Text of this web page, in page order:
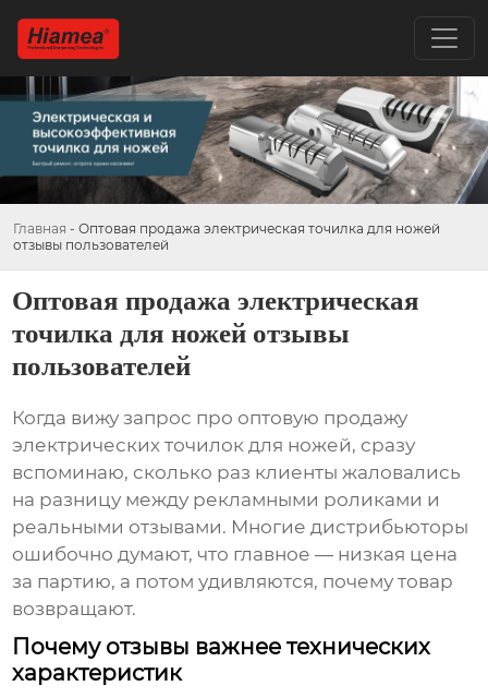
Главная - Оптовая продажа электрическая точилка для ножей
отзывы пользователей
Оптовая продажа электрическая
точилка для ножей отзывы
пользователей
Когда вижу запрос про оптовую продажу
электрических точилок для ножей, сразу
вспоминаю, сколько раз клиенты жаловались
на разницу между рекламными роликами и
реальными отзывами. Многие дистрибьюторы
ошибочно думают, что главное — низкая цена
за партию, а потом удивляются, почему товар
возвращают.
Почему отзывы важнее технических
характеристик